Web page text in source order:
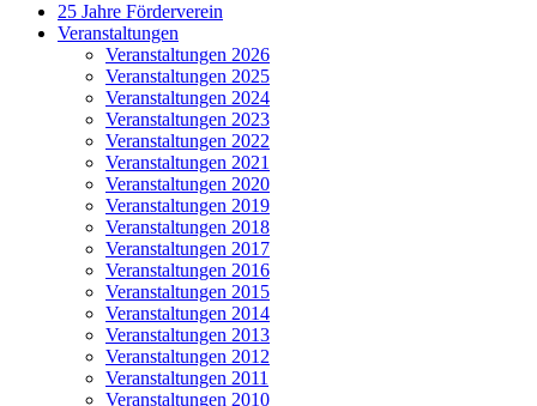
25 Jahre Förderverein
Veranstaltungen
Veranstaltungen 2026
Veranstaltungen 2025
Veranstaltungen 2024
Veranstaltungen 2023
Veranstaltungen 2022
Veranstaltungen 2021
Veranstaltungen 2020
Veranstaltungen 2019
Veranstaltungen 2018
Veranstaltungen 2017
Veranstaltungen 2016
Veranstaltungen 2015
Veranstaltungen 2014
Veranstaltungen 2013
Veranstaltungen 2012
Veranstaltungen 2011
Veranstaltungen 2010